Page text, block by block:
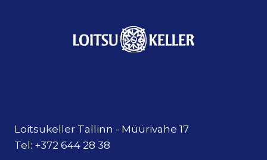
Loitsukeller Tallinn - Müürivahe 17
Tel: +372 644 28 38